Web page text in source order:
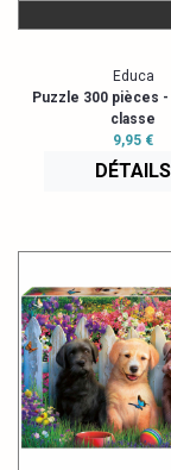
Educa
Puzzle 300 pièces
classe
9,95 €
DÉTAILS